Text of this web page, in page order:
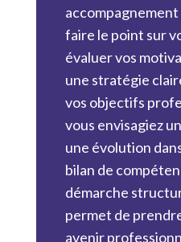
faire le point sur
évaluer vos
une stratégie
vos objectifs
vous envisagiez
une évolution
bilan de
démarche
permet de
avenir